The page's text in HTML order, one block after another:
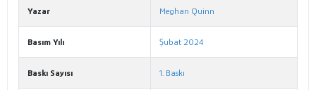
Yazar Meghan Quinn
Basım Yılı Şubat 2024
Baskı Sayısı 1. Baskı